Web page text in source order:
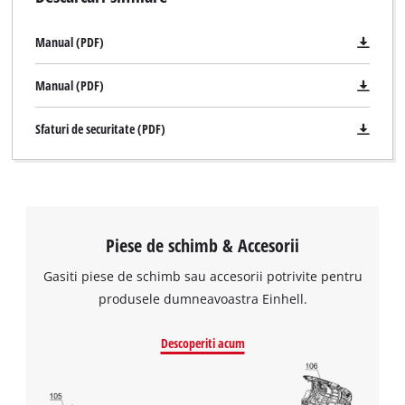
Manual (PDF)
Manual (PDF)
Sfaturi de securitate (PDF)
Piese de schimb & Accesorii
Gasiti piese de schimb sau accesorii potrivite pentru
produsele dumneavoastra Einhell.
Descoperiti acum